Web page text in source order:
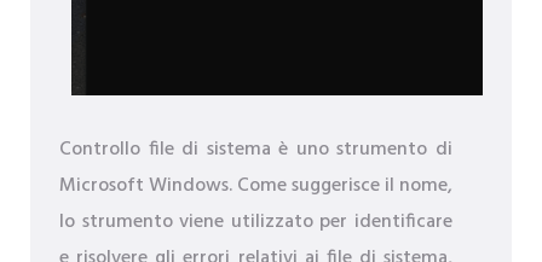
Controllo file di sistema è uno strumento di
Microsoft Windows. Come suggerisce il nome,
lo strumento viene utilizzato per identificare